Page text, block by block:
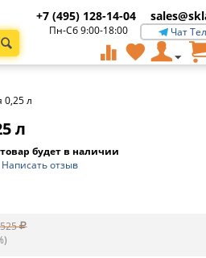
+7 (495) 128-14-04
Пн-Сб 9:00-18:00
Чат
0,25 л
л
будет в наличии
Написать отзыв
525